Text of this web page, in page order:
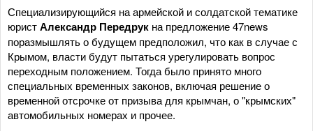
Специализирующийся на армейской и солдатской тематике
юристАлександр Передрук на предложение 47news
поразмышлять о будущем предположил, что как в случае с
Крымом, власти будут пытаться урегулировать вопрос
переходным положением. Тогда было принято много
специальных временных законов, включая решение о
временной отсрочке от призыва для крымчан, о "крымских"
автомобильных номерах и прочее.